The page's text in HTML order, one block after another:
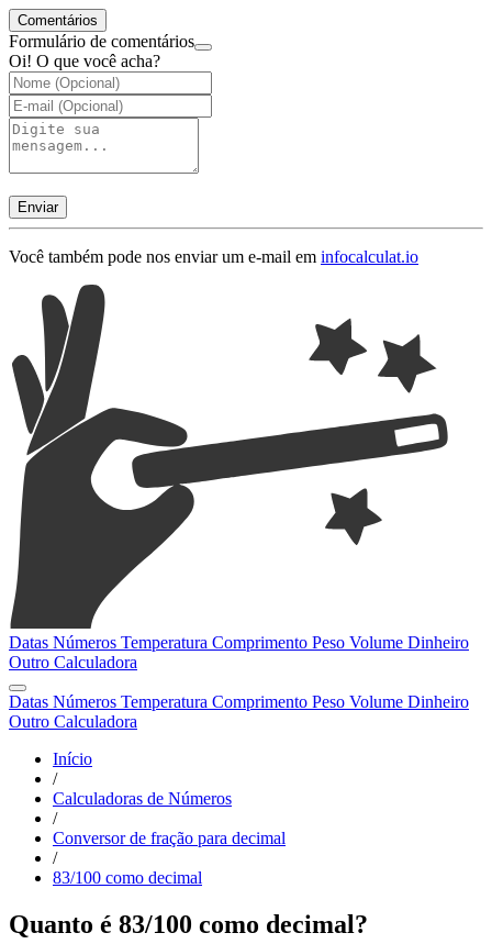
Comentários
Formulário de comentários
Oi! O que você acha?
Enviar
Você também pode nos enviar um e-mail em infocalculat.io
Datas Números Temperatura Comprimento Peso Volume Dinheiro
Outro Calculadora
Datas Números Temperatura Comprimento Peso Volume Dinheiro
Outro Calculadora
Início
/
Calculadoras de Números
/
Conversor de fração para decimal
/
83/100 como decimal
Quanto é 83/100 como decimal?